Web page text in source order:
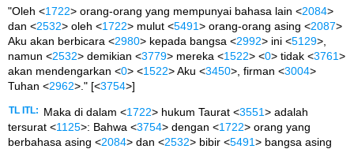
"Oleh <1722> orang-orang yang mempunyai bahasa lain <2084>
dan <2532> oleh <1722> mulut <5491> orang-orang asing <2087>
Aku akan berbicara <2980> kepada bangsa <2992> ini <5129>,
namun <2532> demikian <3779> mereka <1522> <0> tidak <3761>
akan mendengarkan <0> <1522> Aku <3450>, firman <3004>
Tuhan <2962>." [<3754>]
TL ITL: Maka di dalam <1722> hukum Taurat <3551> adalah
tersurat <1125>: Bahwa <3754> dengan <1722> orang yang
berbahasa asing <2084> dan <2532> bibir <5491> bangsa asing